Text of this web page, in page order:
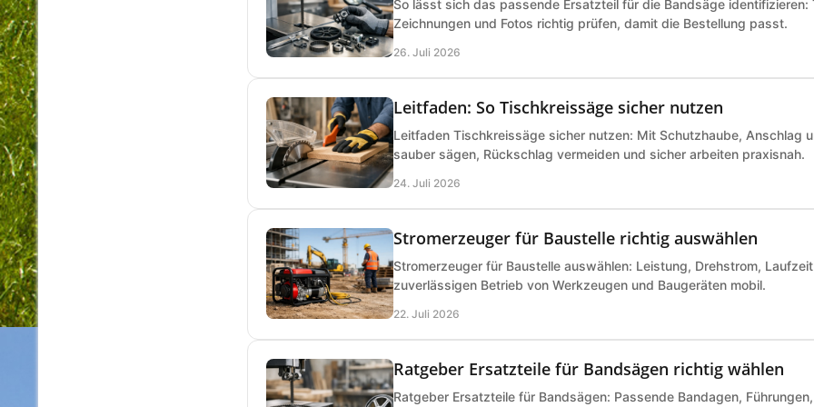
So lässt sich das passende Ersatzteil für die Bandsäge identifizieren:
Zeichnungen und Fotos richtig prüfen, damit die Bestellung passt.
26. Juli 2026
Leitfaden: So Tischkreissäge sicher nutzen
Leitfaden Tischkreissäge sicher nutzen: Mit Schutzhaube, Anschlag
sauber sägen, Rückschlag vermeiden und sicher arbeiten praxisnah.
24. Juli 2026
Stromerzeuger für Baustelle richtig auswählen
Stromerzeuger für Baustelle auswählen: Leistung, Drehstrom,
zuverlässigen Betrieb von Werkzeugen und Baugeräten mobil.
22. Juli 2026
Ratgeber Ersatzteile für Bandsägen richtig wählen
Ratgeber Ersatzteile für Bandsägen: Passende Bandagen,